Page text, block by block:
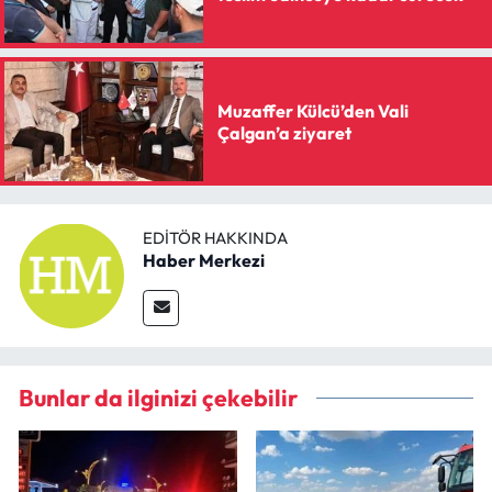
Muzaffer Külcü’den Vali
Çalgan’a ziyaret
EDITÖR HAKKINDA
Haber Merkezi
Bunlar da ilginizi çekebilir